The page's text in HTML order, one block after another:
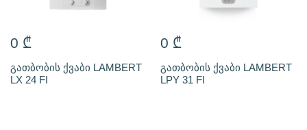
0 ₾
გათბობის ქვაბი LAMBERT
LX 24 FI
0 ₾
გათბობის ქვაბი LAMBERT
LPY 31 FI